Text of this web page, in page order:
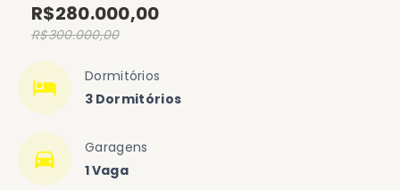
R$280.000,00
R$300.000,00
Dormitórios
3 Dormitórios
Garagens
1 Vaga